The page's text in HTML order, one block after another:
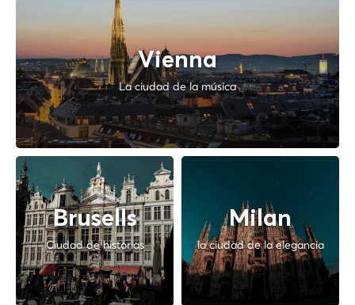
Vienna
La ciudad de la música
Brusells
Ciudad de historias
Milan
la ciudad de la elegancia